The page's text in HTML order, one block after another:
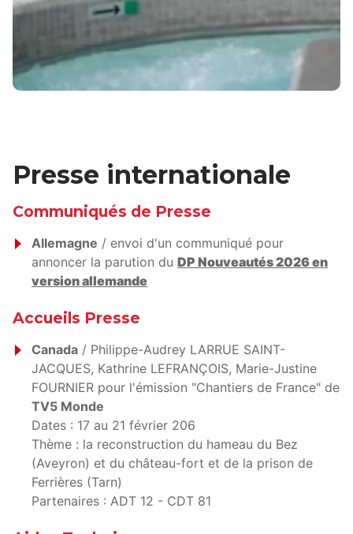
Presse internationale
Communiqués de Presse
Allemagne / envoi d'un communiqué pour
annoncer la parution du DP Nouveautés 2026 en
version allemande
Accueils Presse
Canada / Philippe-Audrey LARRUE SAINT-
JACQUES, Kathrine LEFRANÇOIS, Marie-Justine
FOURNIER pour l'émission "Chantiers de France" de
TV5 Monde
Dates : 17 au 21 février 206
Thème : la reconstruction du hameau du Bez
(Aveyron) et du château-fort et de la prison de
Ferrières (Tarn)
Partenaires : ADT 12 - CDT 81